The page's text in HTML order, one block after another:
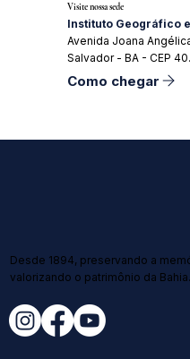
Visite nossa sede
Instituto Geográfico
Avenida Joana
Salvador - BA - CEP
Como chegar
Desde 1894, preservando a
valorizando o patrimônio da Bahia.